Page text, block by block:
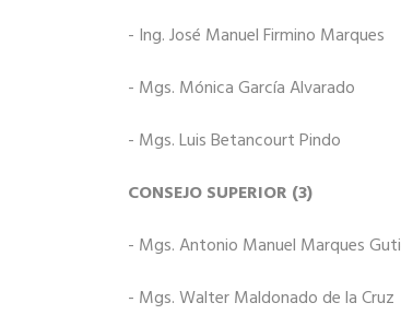
- Ing. José Manuel Firmino Marques
- Mgs. Mónica García Alvarado
- Mgs. Luis Betancourt Pindo
CONSEJO SUPERIOR (3)
- Mgs. Antonio Manuel Marques
- Mgs. Walter Maldonado de la Cruz